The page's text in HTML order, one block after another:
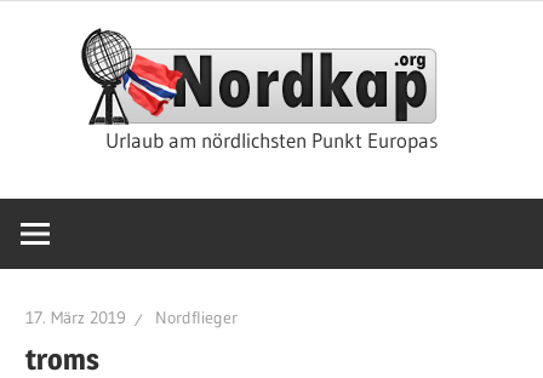
&
Urlaub am nördlichsten Punkt Europas
17. März 2019 Nordflieger
troms